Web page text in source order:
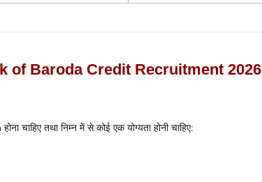
of Baroda Credit Recruitment 2026
चाहिए तथा निम्न में से कोई एक योग्यता होनी चाहिए: